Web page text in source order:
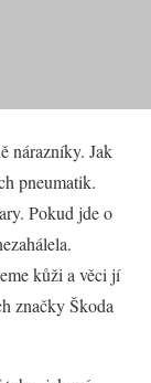
nárazníky. Jak
pneumatik.
Pokud jde o
kůži a věci jí
značky Škoda